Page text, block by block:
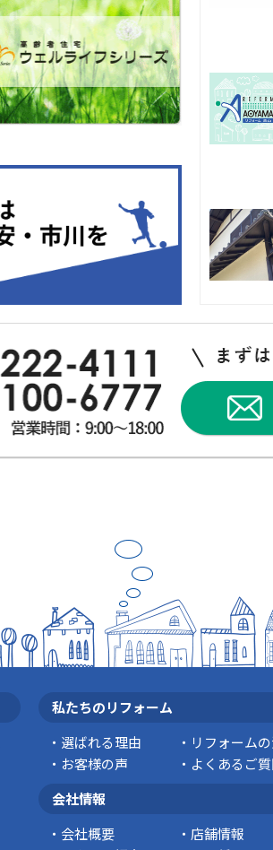
私たちのリフォーム
選ばれる理由
リフォーム
お客様の声
よくあるご
会社情報
会社概要
店舗情報